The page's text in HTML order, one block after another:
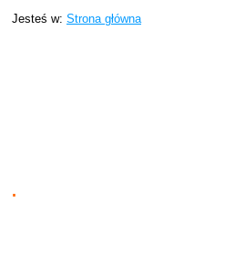
Jesteś w: Strona główna
.